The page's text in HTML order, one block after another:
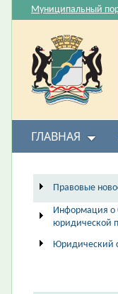
Муниципальный
ГЛАВНАЯ
Правовые
Информация о
юридической
Юридический